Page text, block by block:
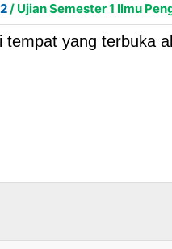
/ Ujian Semester 1 Ilmu
tempat yang terbuka